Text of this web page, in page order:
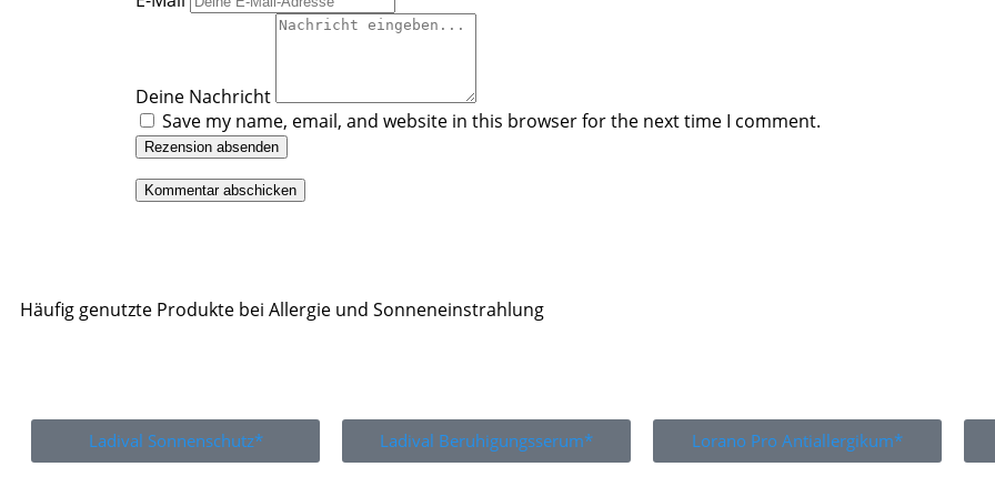
Deine Nachricht
Save my name, email, and website in this browser for the next time I comment.
Rezension absenden
Häufig genutzte Produkte bei Allergie und Sonneneinstrahlung
Ladival Sonnenschutz* Ladival Beruhigungsserum* Lorano Pro Antiallergikum*